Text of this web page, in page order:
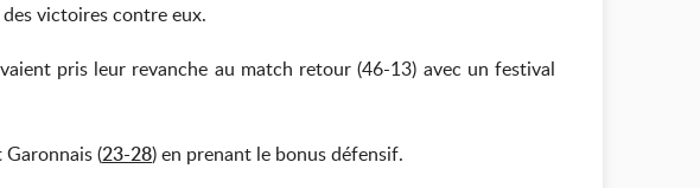
victoires contre eux.
pris leur revanche au match retour (46-13) avec un festival
(23-28) en prenant le bonus défensif.